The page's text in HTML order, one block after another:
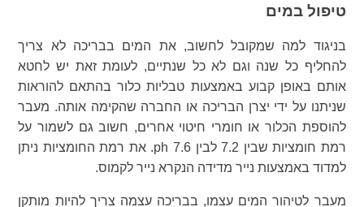
טיפול במים
בניגוד למה שמקובל לחשוב, את המים בבריכה לא צריך
להחליף כל שנה וגם לא כל שנתיים, לעומת זאת יש לחטא
אותם באופן קבוע באמצעות טבליות כלור בהתאם להוראות
שניתנו על ידי יצרן הבריכה או החברה שהקימה אותה. מעבר
להוספת הכלור או חומרי חיטוי אחרים, חשוב גם לשמור על
רמת חומציות שבין 7.2 לבין 7.6 ph. את רמת החומציות ניתן
למדוד באמצעות נייר מדידה הנקרא נייר לקמוס.
מעבר לטיהור המים עצמו, בבריכה עצמה צריך להיות מותקן